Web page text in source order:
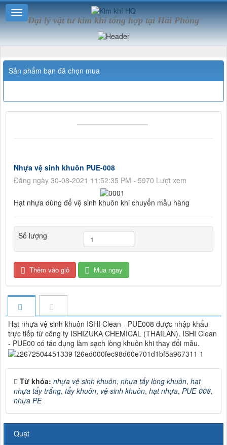
Đại lý vật tư kim khí tổng hợp tại Hải Phòng
Sản phẩm bạn đã chọn mua
Nhựa vệ sinh khuôn PUE-008
Đăng ngày 30-08-2021 11:52:35 PM - 5970 Lượt xem
Hạt nhựa dùng để vệ sinh khuôn khi chuyển mẫu hàng
Số lượng
Thêm vào giỏ Mua ngay
Hạt nhựa vệ sinh khuôn ISHI Clean - PUE008 được nhập khẩu
trực tiếp từ công ty ISHIZUKA CHEMICAL (THAILAN). ISHI Clean
- PUE00 có tác dụng làm sạch lòng khuôn khi thay đổi mẫu.
Từ khóa: nhựa vệ sinh khuôn, nhựa tẩy lòng khuôn, hạt
nhựa tẩy trắng, tẩy khuôn, vệ sinh khuôn, hạt nhựa, PUE-008,
nhựa PE
Quạt